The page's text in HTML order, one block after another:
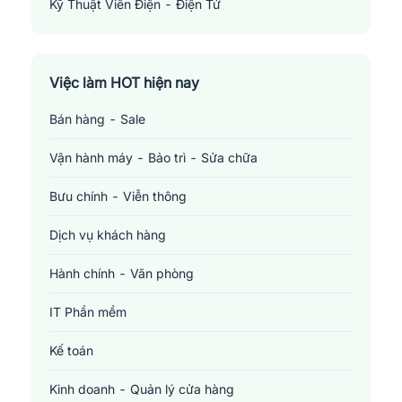
Kỹ Thuật Viên Điện - Điện Tử
Việc làm HOT hiện nay
Bán hàng - Sale
Vận hành máy - Bảo trì - Sửa chữa
Bưu chính - Viễn thông
Dịch vụ khách hàng
Hành chính - Văn phòng
IT Phần mềm
Kế toán
Kinh doanh - Quản lý cửa hàng